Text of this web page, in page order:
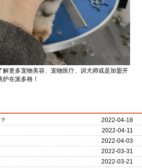
解更多宠物美容、宠物医疗、训犬师或是加盟开
在派多格！
2022-04-18
2022-04-11
2022-04-03
2022-03-31
2022-03-21